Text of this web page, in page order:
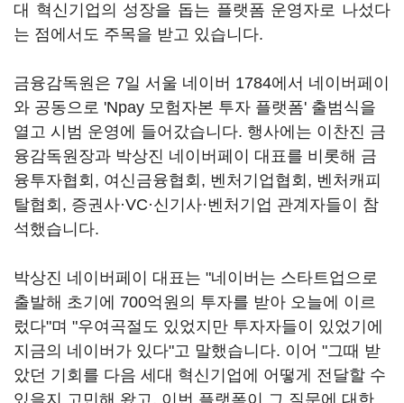
대 혁신기업의 성장을 돕는 플랫폼 운영자로 나섰다
는 점에서도 주목을 받고 있습니다.
금융감독원은 7일 서울 네이버 1784에서 네이버페이
와 공동으로 'Npay 모험자본 투자 플랫폼' 출범식을
열고 시범 운영에 들어갔습니다. 행사에는 이찬진 금
융감독원장과 박상진 네이버페이 대표를 비롯해 금
융투자협회, 여신금융협회, 벤처기업협회, 벤처캐피
탈협회, 증권사·VC·신기사·벤처기업 관계자들이 참
석했습니다.
박상진 네이버페이 대표는 "네이버는 스타트업으로
출발해 초기에 700억원의 투자를 받아 오늘에 이르
렀다"며 "우여곡절도 있었지만 투자자들이 있었기에
지금의 네이버가 있다"고 말했습니다. 이어 "그때 받
았던 기회를 다음 세대 혁신기업에 어떻게 전달할 수
있을지 고민해 왔고, 이번 플랫폼이 그 질문에 대한